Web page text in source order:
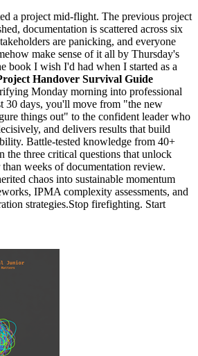
a project mid-flight. The previous project
documentation is scattered across six
are panicking, and everyone
make sense of it all by Thursday's
book I wish I'd had when I started as a
Handover Survival Guide
Monday morning into professional
30 days, you'll move from "the new
things out" to the confident leader who
and delivers results that build
Battle-tested knowledge from 40+
the three critical questions that unlock
weeks of documentation review.
chaos into sustainable momentum
IPMA complexity assessments, and
strategies.Stop firefighting. Start